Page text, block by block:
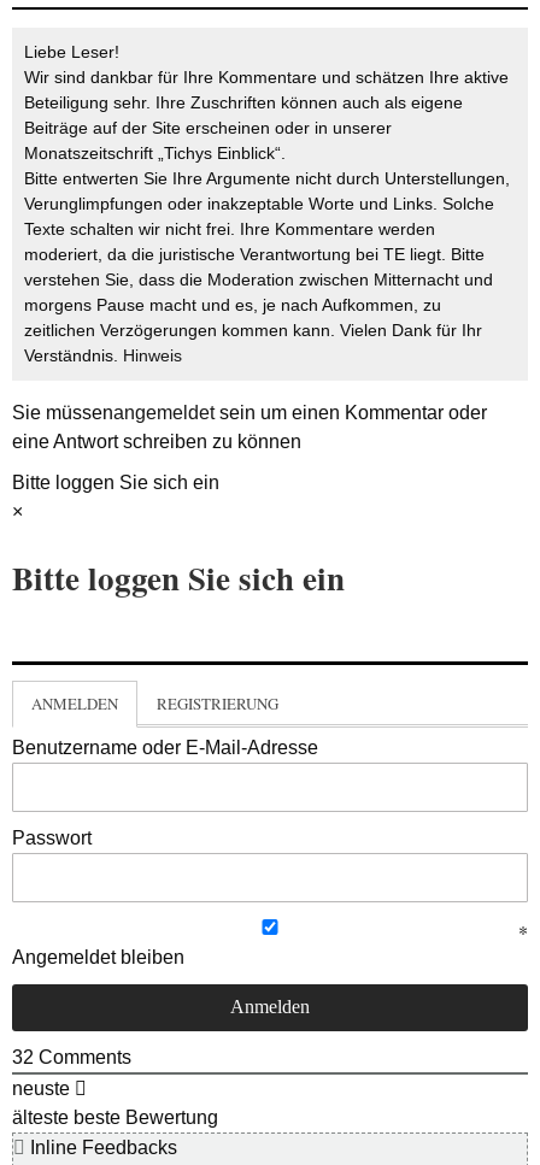
Liebe Leser!
Wir sind dankbar für Ihre Kommentare und schätzen Ihre aktive
Beteiligung sehr. Ihre Zuschriften können auch als eigene
Beiträge auf der Site erscheinen oder in unserer
Monatszeitschrift „Tichys Einblick“.
Bitte entwerten Sie Ihre Argumente nicht durch Unterstellungen,
Verunglimpfungen oder inakzeptable Worte und Links. Solche
Texte schalten wir nicht frei. Ihre Kommentare werden
moderiert, da die juristische Verantwortung bei TE liegt. Bitte
verstehen Sie, dass die Moderation zwischen Mitternacht und
morgens Pause macht und es, je nach Aufkommen, zu
zeitlichen Verzögerungen kommen kann. Vielen Dank für Ihr
Verständnis. Hinweis
Sie müssenangemeldetsein um einen Kommentar oder
eine Antwort schreiben zu können
Bitte loggen Sie sich ein
×
Bitte loggen Sie sich ein
ANMELDEN REGISTRIERUNG
Benutzername oder E-Mail-Adresse
Passwort
Angemeldet bleiben
32 Comments
neuste
älteste beste Bewertung
Inline Feedbacks